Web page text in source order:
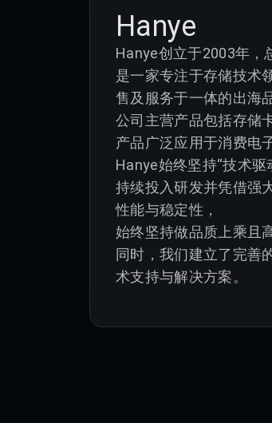
Hanye
Hanye创立于2003年，
是一家专注于存储技术
售及服务于一体的出海
公司主营产品包括存储
产品广泛应用于消费电
Hanye始终坚持“技术驱
持续投入研发并凭借强
性能与稳定性，
始终坚持做品质上乘且
同时，我们建立了完善
术支持与解决方案。